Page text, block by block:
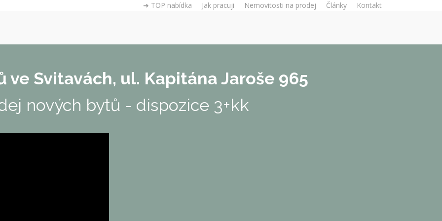
➜ TOP nabídka Jak pracuji Nemovitosti na prodej Články Kontakt
ve Svitavách, ul. Kapitána Jaroše 965
nových bytů - dispozice 3+kk